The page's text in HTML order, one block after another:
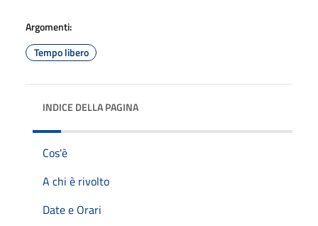
Argomenti:
Tempo libero
INDICE DELLA PAGINA
Cos'è
A chi è rivolto
Date e Orari